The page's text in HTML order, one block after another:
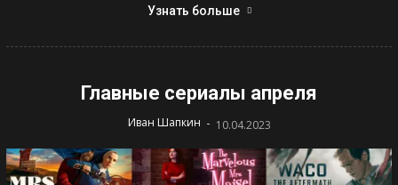
Узнать больше
Главные сериалы апреля
Иван Шапкин - 10.04.2023